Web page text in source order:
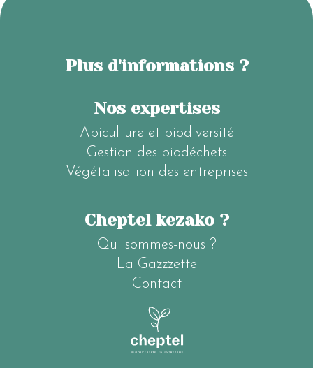
Plus d'informations ?
Nos expertises
Apiculture et biodiversité
Gestion des biodéchets
Végétalisation des entreprises
Cheptel kezako ?
Qui sommes-nous ?
La Gazzzette
Contact